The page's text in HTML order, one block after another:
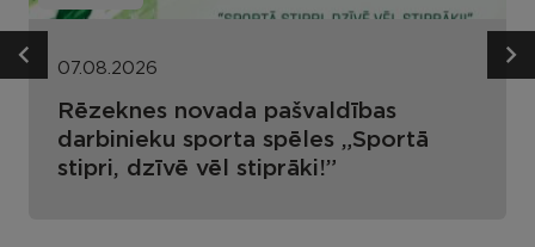
07.08.2026
Rēzeknes novada pašvaldības
darbinieku sporta spēles „Sportā
stipri, dzīvē vēl stiprāki!”